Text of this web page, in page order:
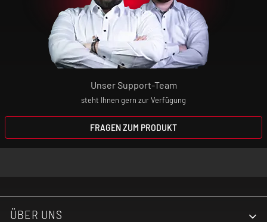
Unser Support-Team
steht Ihnen gern zur Verfügung
FRAGEN ZUM PRODUKT
ÜBER UNS